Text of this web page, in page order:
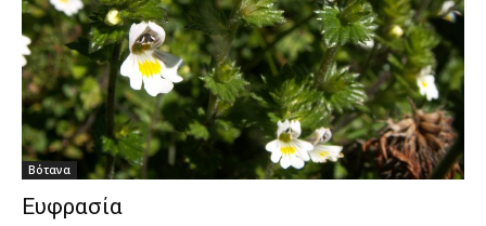
Βότανα
Ευφρασία